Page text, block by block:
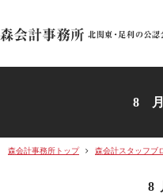
8
森会計事務所トップ 森会計スタッフブ
8